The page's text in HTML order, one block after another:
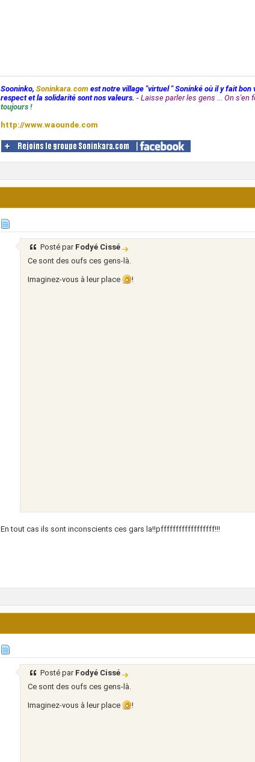
Sooninko, Soninkara.com est notre village "virtuel " Soninké où il y fait
respect et la solidarité sont nos valeurs. - Laisse parler les gens ... On s'en
toujours !
http://www.waounde.com
Posté par Fodyé Cissé
Ce sont des oufs ces gens-là.
Imaginez-vous à leur place !
En tout cas ils sont inconscients ces gars la!!pffffffffffffffffff!!!
Posté par Fodyé Cissé
Ce sont des oufs ces gens-là.
Imaginez-vous à leur place !